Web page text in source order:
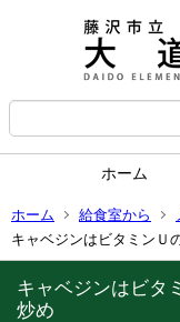
ホーム
ホーム 給食室から
キャベジンはビタミン
キャベジンはビタ
炒め